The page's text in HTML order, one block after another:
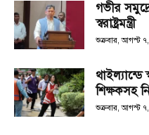
গভীর
স্বরাষ্ট্রমন্ত্রী
শুক্রবার, আগস্ট
থাইল্যান্ডে
শিক্ষকসহ
শুক্রবার, আগস্ট